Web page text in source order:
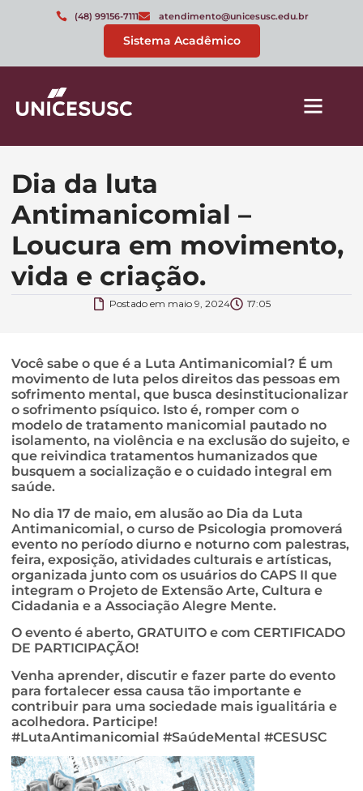
(48) 99156-7111 atendimento@unicesusc.edu.br
Sistema Acadêmico
Dia da luta
Antimanicomial –
Loucura em movimento,
vida e criação.
Postado em maio 9, 2024 17:05
Você sabe o que é a Luta Antimanicomial? É um
movimento de luta pelos direitos das pessoas em
sofrimento mental, que busca desinstitucionalizar
o sofrimento psíquico. Isto é, romper com o
modelo de tratamento manicomial pautado no
isolamento, na violência e na exclusão do sujeito, e
que reivindica tratamentos humanizados que
busquem a socialização e o cuidado integral em
saúde.
No dia 17 de maio, em alusão ao Dia da Luta
Antimanicomial, o curso de Psicologia promoverá
evento no período diurno e noturno com palestras,
feira, exposição, atividades culturais e artísticas,
organizada junto com os usuários do CAPS II que
integram o Projeto de Extensão Arte, Cultura e
Cidadania e a Associação Alegre Mente.
O evento é aberto, GRATUITO e com CERTIFICADO
DE PARTICIPAÇÃO!
Venha aprender, discutir e fazer parte do evento
para fortalecer essa causa tão importante e
contribuir para uma sociedade mais igualitária e
acolhedora. Participe!
#LutaAntimanicomial #SaúdeMental #CESUSC